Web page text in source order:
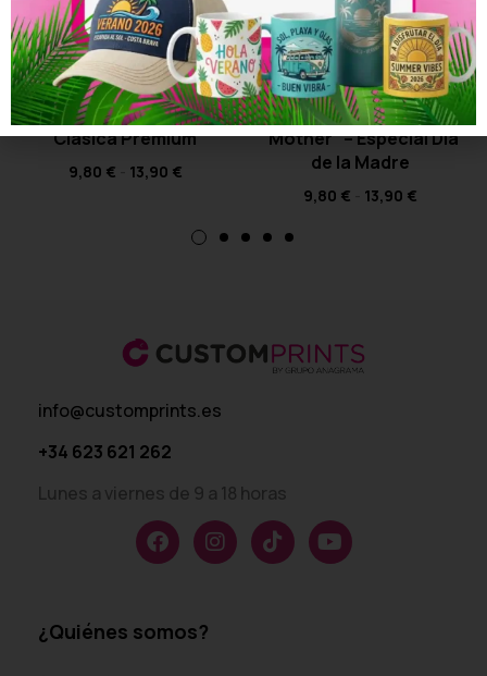
Camiseta Día de la Madre
Clásica Premium
9,80 € 13,90 €
Camiseta La Verdadera
“Mother” – Especial Día
de la Madre
9,80 € 13,90 €
info@customprints.es
+34 623 621 262
Lunes a viernes de 9 a 18 horas
¿Quiénes somos?